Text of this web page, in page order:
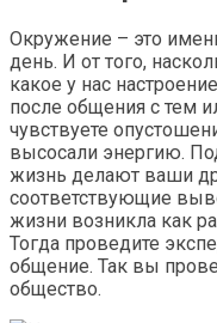
Окружение – это
день. И от того,
какое у нас
после общения с тем
чувствуете
высосали энергию.
жизнь делают ваши
соответствующие
жизни возникла как
Тогда проведите
общение. Так вы
общество.